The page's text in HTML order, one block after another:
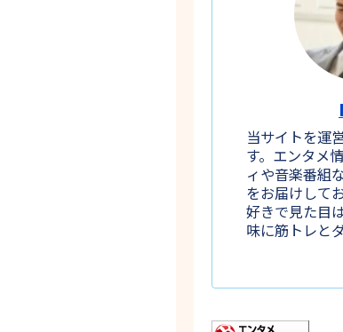
当サイトを運
す。エンタメ
ィや音楽番組
をお届けして
好きで見た目
味に筋トレと